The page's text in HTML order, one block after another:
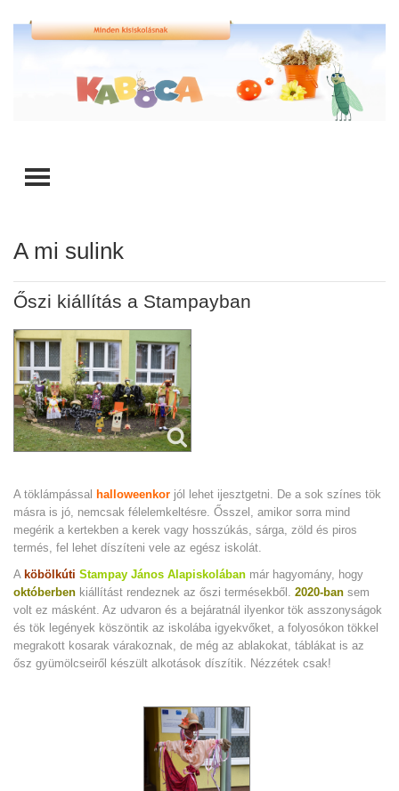
TOGGLE MENU
A mi sulink
Őszi kiállítás a Stampayban
A töklámpással halloweenkor jól lehet ijesztgetni. De a sok színes tök
másra is jó, nemcsak félelemkeltésre. Ősszel, amikor sorra mind
megérik a kertekben a kerek vagy hosszúkás, sárga, zöld és piros
termés, fel lehet díszíteni vele az egész iskolát.
A köbölkúti Stampay János Alapiskolában már hagyomány, hogy
októberben kiállítást rendeznek az őszi termésekből. 2020-ban sem
volt ez másként. Az udvaron és a bejáratnál ilyenkor tök asszonyságok
és tök legények köszöntik az iskolába igyekvőket, a folyosókon tökkel
megrakott kosarak várakoznak, de még az ablakokat, táblákat is az
ősz gyümölcseiről készült alkotások díszítik. Nézzétek csak!